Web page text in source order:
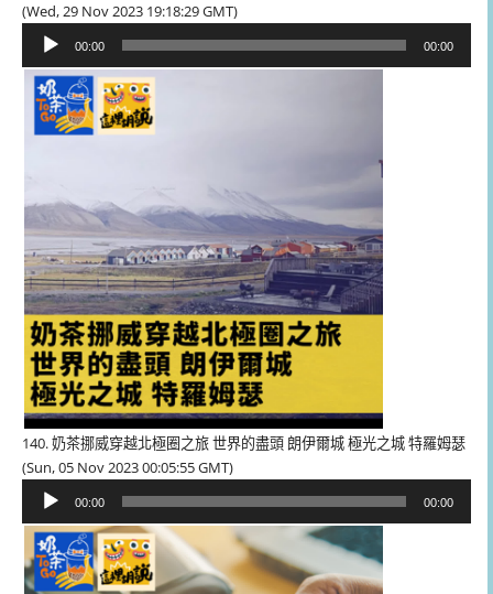
(Wed, 29 Nov 2023 19:18:29 GMT)
播
器
00:00 00:00
140. 奶茶挪威穿越北極圈之旅 世界的盡頭 朗伊爾城 極光之城 特羅姆瑟
(Sun, 05 Nov 2023 00:05:55 GMT)
播
放
器
00:00 00:00